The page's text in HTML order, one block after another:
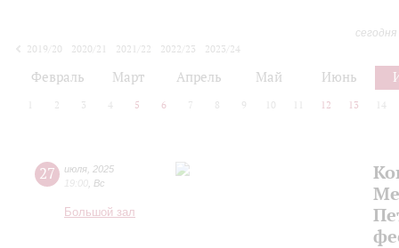
2019/20
2020/21 2021/22 2022/23
2023/24
Февраль Март Апрель Май Июнь
2 3 4 5 6 7 8 9 10 12 13 14
27 июля 2025
19:00 Вс
Большой зал